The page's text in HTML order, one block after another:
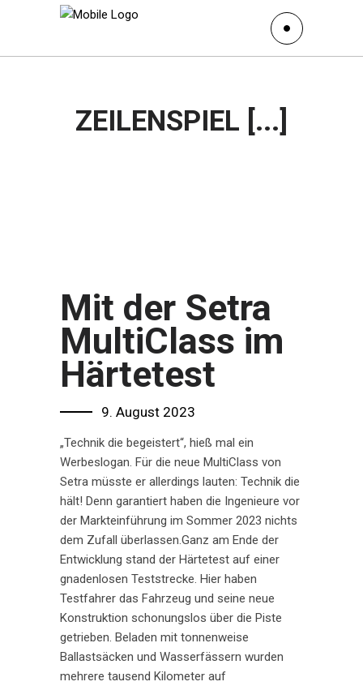
ZEILENSPIEL [...]
Mit der Setra
MultiClass im
Härtetest
9. August 2023
„Technik die begeistert“, hieß mal ein
Werbeslogan. Für die neue MultiClass von
Setra müsste er allerdings lauten: Technik die
hält! Denn garantiert haben die Ingenieure vor
der Markteinführung im Sommer 2023 nichts
dem Zufall überlassen.Ganz am Ende der
Entwicklung stand der Härtetest auf einer
gnadenlosen Teststrecke. Hier haben
Testfahrer das Fahrzeug und seine neue
Konstruktion schonungslos über die Piste
getrieben. Beladen mit tonnenweise
Ballastsäcken und Wasserfässern wurden
mehrere tausend Kilometer auf